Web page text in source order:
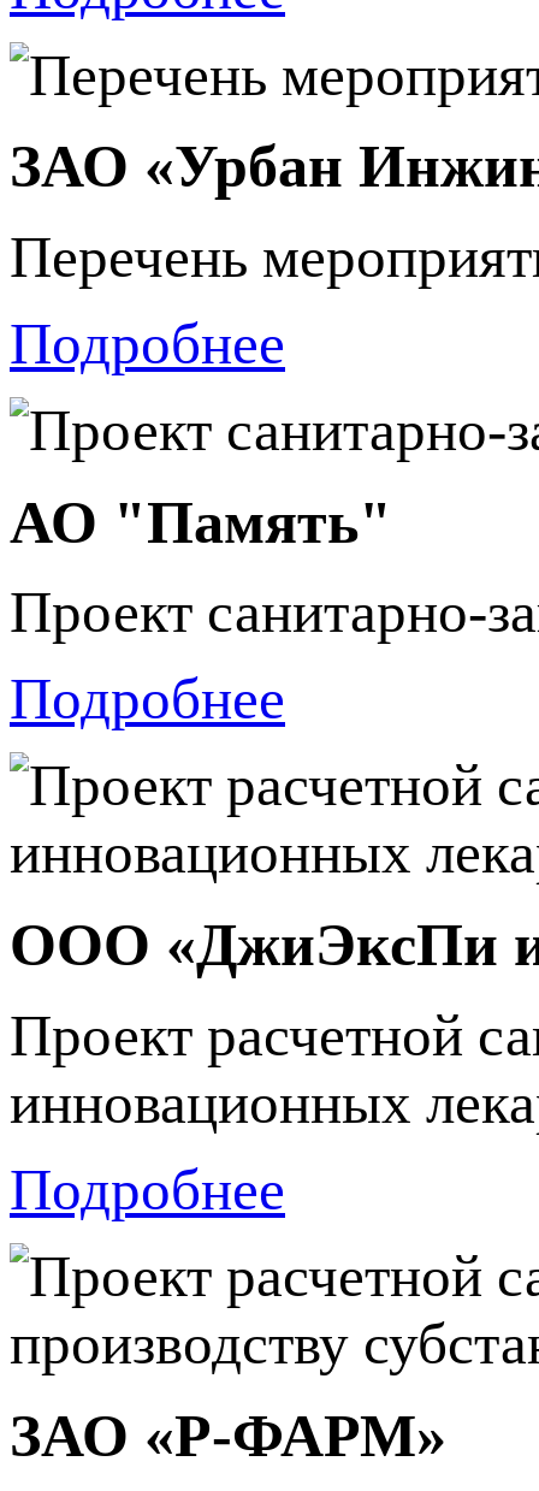
ЗАО «Урбан
Перечень
Подробнее
АО "Память"
Проект санитарно-
Подробнее
ООО «ДжиЭксПи
Проект расчетной
инновационных
Подробнее
ЗАО «Р-ФАРМ»